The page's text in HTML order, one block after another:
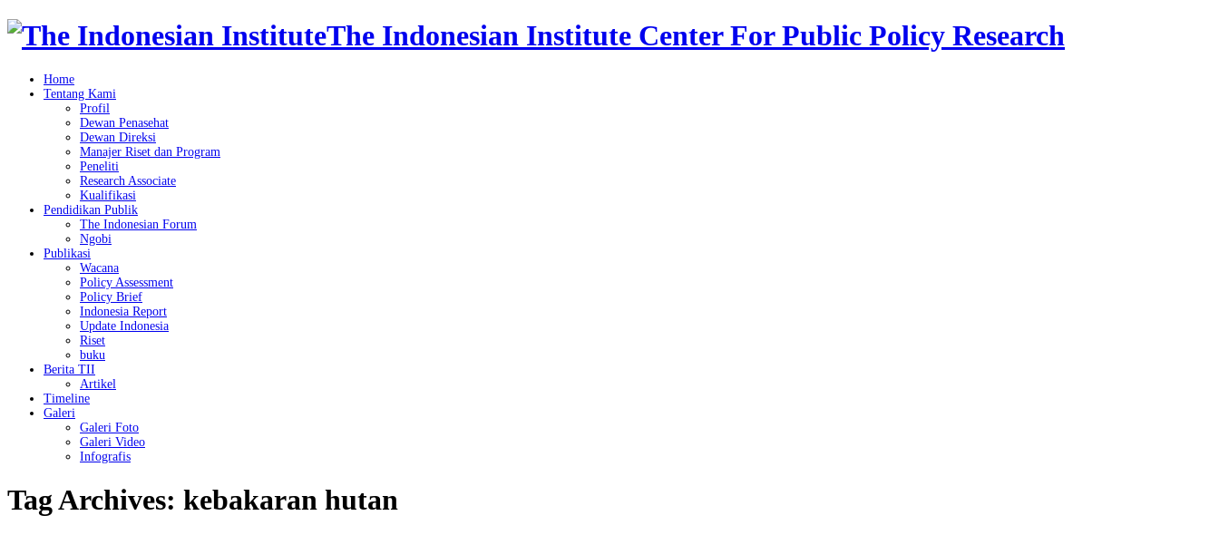
The Indonesian Institute Center For Public Policy Research
Home
Tentang Kami
Profil
Dewan Penasehat
Dewan Direksi
Manajer Riset dan Program
Peneliti
Research Associate
Kualifikasi
Pendidikan Publik
The Indonesian Forum
Ngobi
Publikasi
Wacana
Policy Assessment
Policy Brief
Indonesia Report
Update Indonesia
Riset
buku
Berita TII
Artikel
Timeline
Galeri
Galeri Foto
Galeri Video
Infografis
Tag Archives: kebakaran hutan